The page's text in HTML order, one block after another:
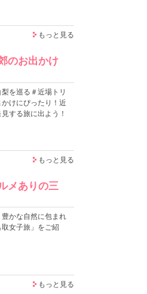
もっと見る
のお出かけ
を巡る＃近場トリ
けにぴったり！近
する旅に出よう！
もっと見る
メありの三
かな自然に包まれ
女子旅」をご紹
もっと見る